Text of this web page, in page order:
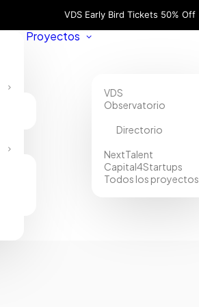
VDS Early Bird Tickets 50% Off
Proyectos
VDS
Observatorio
Directorio
NextTalent
Capital4Startups
Todos los proyectos